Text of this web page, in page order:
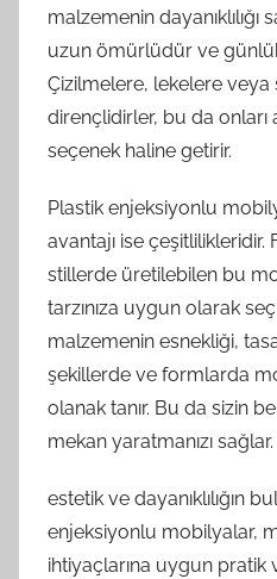
malzemenin
uzun ömürlüdür ve günlük
Çizilmelere, lekelere veya
dirençlidirler, bu da
seçenek haline getirir.
Plastik enjeksiyonlu
avantajı ise çeşitlilikleridir.
stillerde üretilebilen bu
tarzınıza uygun olarak
malzemenin esnekliği,
şekillerde ve formlarda
olanak tanır. Bu da sizin
mekan yaratmanızı sağlar.
estetik ve dayanıklılığın
enjeksiyonlu mobilyalar,
ihtiyaçlarına uygun pratik